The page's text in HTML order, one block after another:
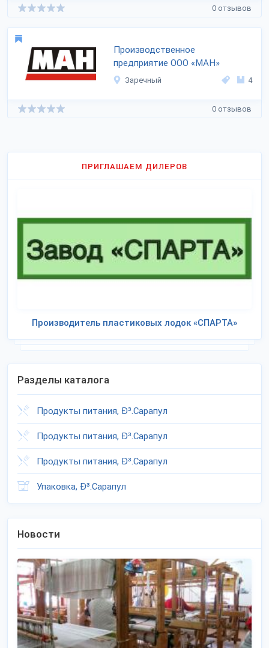
0 отзывов
Производственное
предприятие ООО «МАН»
Заречный 4
0 отзывов
ПРИГЛАШАЕМ ДИЛЕРОВ
Производитель пластиковых лодок «СПАРТА»
Разделы каталога
Продукты питания, Ð³.Сарапул
Продукты питания, Ð³.Сарапул
Продукты питания, Ð³.Сарапул
Упаковка, Ð³.Сарапул
Новости